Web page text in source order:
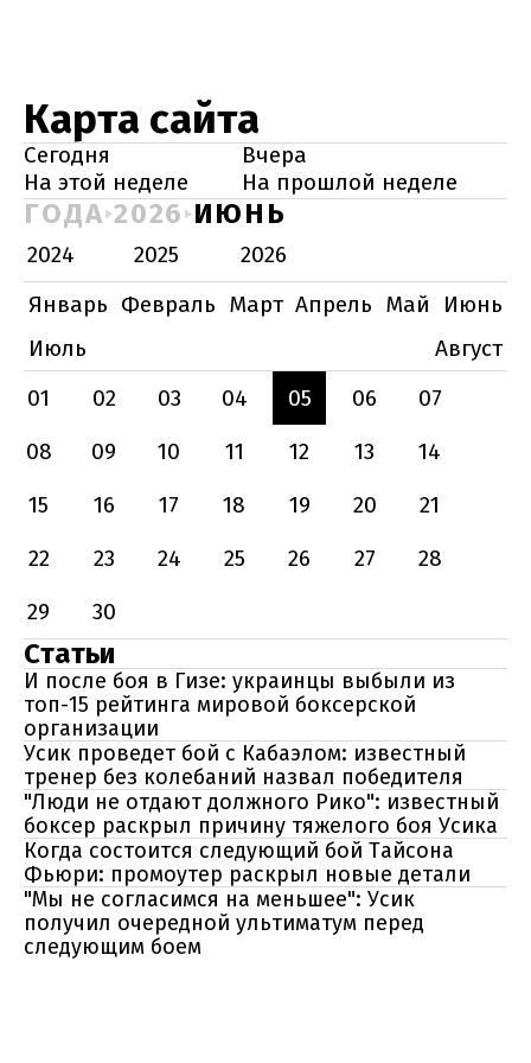
Карта сайта
Сегодня
Вчера
На этой неделе
На прошлой неделе
ГОДА 2026 ИЮНЬ
2024 2025
2026
Январь Февраль Март Апрель Май
Июнь
Июль
Август
01
02 03 04 05 06
07
08
09 10 11 12 13
14
15
16 17 18 19 20
21
22
23 24 25 26 27
28
29
30
Статьи
И после боя в Гизе: украинцы выбыли из
топ-15 рейтинга мировой боксерской
организации
Усик проведет бой с Кабаэлом: известный
тренер без колебаний назвал победителя
"Люди не отдают должного Рико": известный
боксер раскрыл причину тяжелого боя Усика
Когда состоится следующий бой Тайсона
Фьюри: промоутер раскрыл новые детали
"Мы не согласимся на меньшее": Усик
получил очередной ультиматум перед
следующим боем